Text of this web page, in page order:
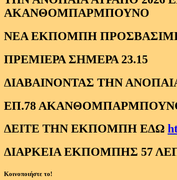
ΑΚΑΝΘΟΜΠΑΡΜΠΟΥΝΟ
ΝΕΑ ΕΚΠΟΜΠΗ
ΠΡΕΜΙΕΡΑ ΣΗΜΕΡΑ 23.15
ΔΙΑΒΑΙΝΟΝΤΑΣ ΤΗΝ
ΕΠ.78 ΑΚΑΝΘΟΜΠΑΡΜΠΟΥΝΟ
ΔΕΙΤΕ ΤΗΝ ΕΚΠΟΜΠΗ ΕΔΩ
ΔΙΑΡΚΕΙΑ ΕΚΠΟΜΠΗΣ 57
Κοινοποιήστε το!